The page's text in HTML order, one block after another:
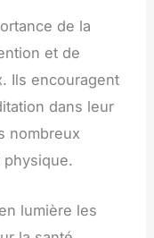
de la
et de
Ils encouragent
dans leur
nombreux
physique.
lumière les